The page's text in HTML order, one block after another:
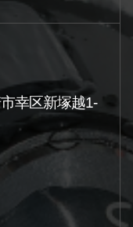
幸区新塚越1-